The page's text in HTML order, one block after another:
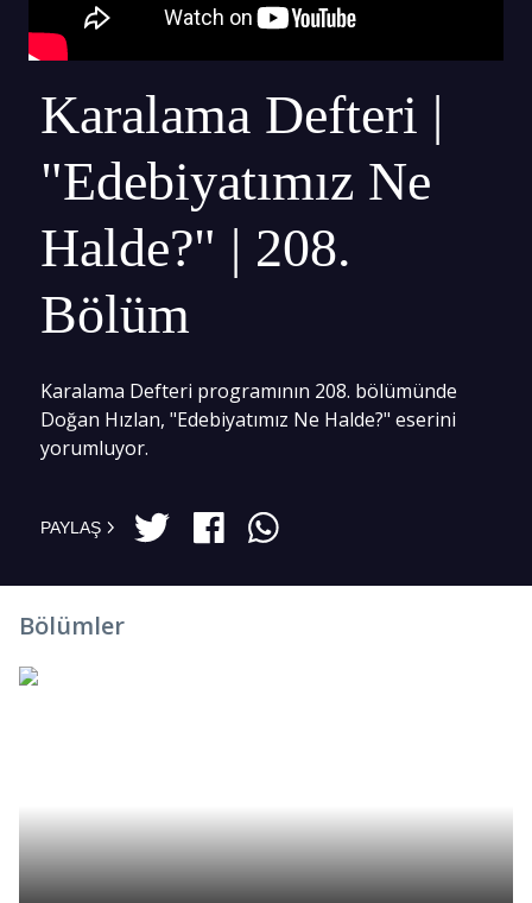
Karalama Defteri |
"Edebiyatımız Ne
Halde?" | 208.
Bölüm
Karalama Defteri programının 208. bölümünde
Doğan Hızlan, "Edebiyatımız Ne Halde?" eserini
yorumluyor.
PAYLAŞ
Bölümler